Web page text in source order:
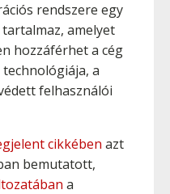
rendszere egy
amelyet
hozzáférhet a cég
a
felhasználói
cikkében azt
bemutatott,
a